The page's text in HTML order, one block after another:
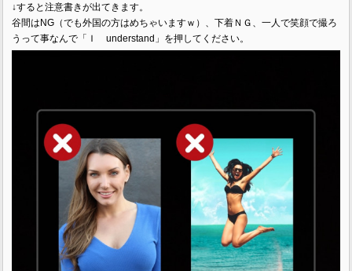
↓すると注意書きが出てきます。
谷間はNG（でも外国の方はめちゃいますｗ）、下着ＮＧ、一人で笑顔で撮ろ
うって事なんで「Ｉ understand」を押してください。